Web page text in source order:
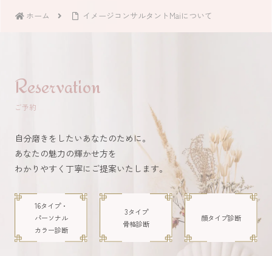
ホーム イメージコンサルタントMaiについて
Reservation
ご予約
自分磨きをしたいあなたのために。
あなたの魅力の輝かせ方を
わかりやすく丁寧にご提案いたします。
16タイプ・
パーソナル
カラー診断
3タイプ
骨格診断
顔タイプ診断